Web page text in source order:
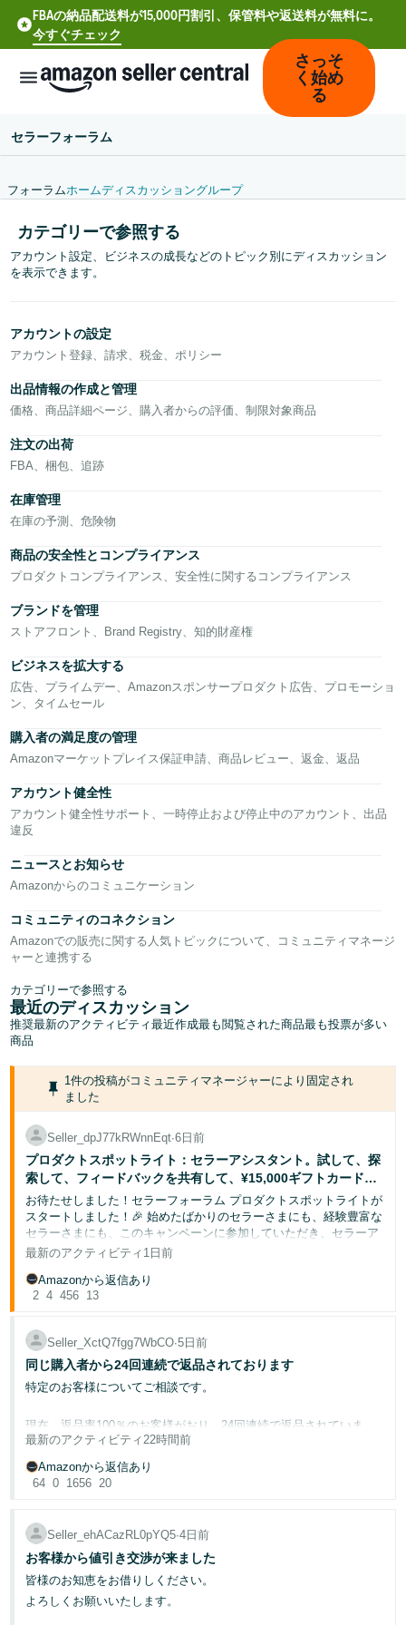
FBAの納品配送料が15,000円割引、保管料や返送料が無料に。
今すぐチェック
日
語
文
-
CN
Deutsch
- DE
Español
- ES
Français
- FR
Italiano
- IT
한
국
어
-
KR
日
語
-
JP
ロ
グ
イ
ン
っ
そ
く
る
さっそ
く始め
る
セラーフォーラム
フォーラムホームディスカッショングループ
カテゴリーで参照する
アカウント設定、ビジネスの成長などのトピック別にディスカッション
を表示できます。
アカウントの設定
アカウント登録、請求、税金、ポリシー
出品情報の作成と管理
価格、商品詳細ページ、購入者からの評価、制限対象商品
注文の出荷
FBA、梱包、追跡
在庫管理
在庫の予測、危険物
商品の安全性とコンプライアンス
プロダクトコンプライアンス、安全性に関するコンプライアンス
ブランドを管理
ストアフロント、Brand Registry、知的財産権
ビジネスを拡大する
広告、プライムデー、Amazonスポンサープロダクト広告、プロモーショ
ン、タイムセール
購入者の満足度の管理
Amazonマーケットプレイス保証申請、商品レビュー、返金、返品
アカウント健全性
アカウント健全性サポート、一時停止および停止中のアカウント、出品
違反
ニュースとお知らせ
Amazonからのコミュニケーション
コミュニティのコネクション
Amazonでの販売に関する人気トピックについて、コミュニティマネージ
ャーと連携する
カテゴリーで参照する
最近のディスカッション
推奨最新のアクティビティ最近作成最も閲覧された商品最も投票が多い
商品
1件の投稿がコミュニティマネージャーにより固定され
ました
Seller_dpJ77kRWnnEqt∙6日前
プロダクトスポットライト：セラーアシスタント。試して、探
索して、フィードバックを共有して、¥15,000ギフトカードを
獲得するチャンス！
お待たせしました！セラーフォーラム プロダクトスポットライトが
スタートしました！🎉 始めたばかりのセラーさまにも、経験豊富な
セラーさまにも、このキャンペーンに参加していただき、セラーア
シスタントを試してその体験を共有していただきたいと思います。
ラーさまが新しい発見をする手助けにもなります。
「アカウント健全性を確認してください。」
[カテゴリー]で販売したいのですが、販売要件と承認手順を
教えてください。」
い。」
セラーアシスタントをすぐに試す
OK！）。
このスレッドに返信して、何を試したか、何がうまくいった
か、何を改善してほしいか共有してください。
結果を見せてくれませんか？画像アイコン（📷）を使って、会話の
最新のアクティビティ 1日前
Amazonから返信あり
2 4 456 13
Seller_XctQ7fgg7WbCO∙5日前
同じ購入者から24回連続で返品されております
特定のお客様についてご相談です。
現在、返品率100％のお客様がおり、24回連続で返品されていま
す。
過去に2回ほどサポートへ相談し、「調査します」と回答をいただ
きましたが、
このお客様はFBAだけでなく自己発送の商品も購入して返品されま
また、まとめ買いではなく、1回購入しては返品という流れを繰り
返されており、
最新のアクティビティ22時間前
Amazonから返信あり
64 0 1656 20
Seller_ehACazRL0pYQ5∙4日前
お客様から値引き交渉が来ました
皆様のお知恵をお借りしください。
よろしくお願いいたします。